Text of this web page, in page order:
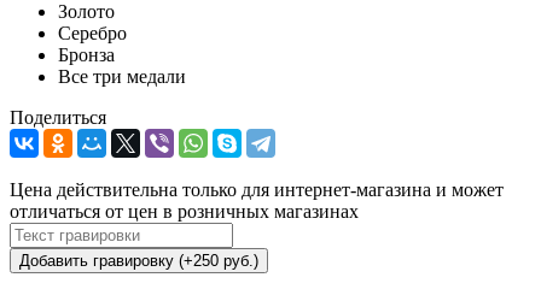
Золото
Серебро
Бронза
Все три медали
Поделиться
Цена действительна только для интернет-магазина и может
отличаться от цен в розничных магазинах
Добавить гравировку (+250 руб.)